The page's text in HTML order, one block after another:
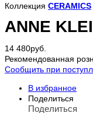
Коллекция CERAMICS
ANNE
14 480руб.
Рекомендованная
Сообщить при
В избранное
Поделиться
Поделиться